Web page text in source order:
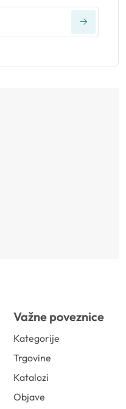
Važne poveznice
Kategorije
Trgovine
Katalozi
Objave